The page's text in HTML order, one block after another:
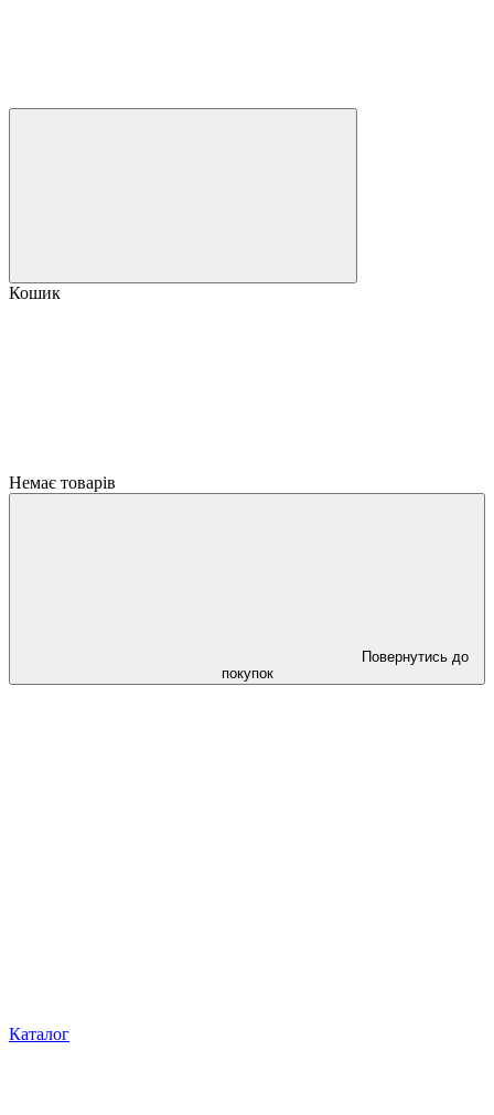
Кошик
Немає товарів
Повернутись до
покупок
Каталог